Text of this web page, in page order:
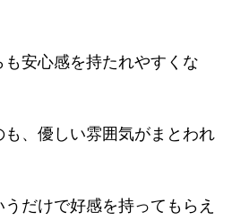
安心感を持たれやすくな
、優しい雰囲気がまとわれ
だけで好感を持ってもらえ